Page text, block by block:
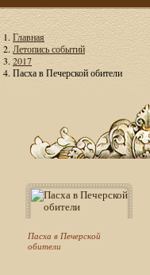
Главная
Летопись событий
2017
Пасха в Печерской обители
Пасха в Печерской
обители